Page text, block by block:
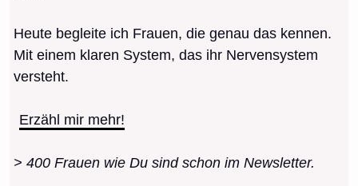
Heute begleite ich Frauen, die genau das kennen.
Mit einem klaren System, das ihr Nervensystem
versteht.
Erzähl mir mehr!
> 400 Frauen wie Du sind schon im Newsletter.